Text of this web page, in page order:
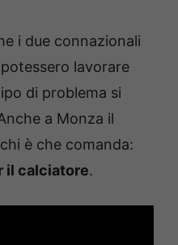
i due connazionali
lavorare
di problema si
a Monza il
è che comanda:
il calciatore.